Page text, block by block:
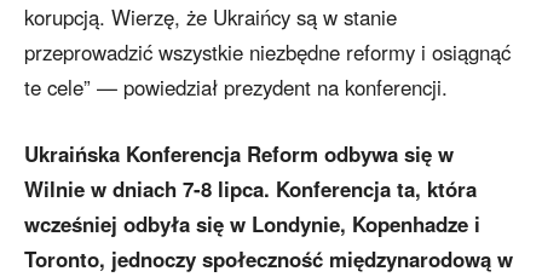
korupcją. Wierzę, że Ukraińcy są w stanie
przeprowadzić wszystkie niezbędne reformy i osiągnąć
te cele” — powiedział prezydent na konferencji.
Ukraińska Konferencja Reform odbywa się w
Wilnie w dniach 7-8 lipca. Konferencja ta, która
wcześniej odbyła się w Londynie, Kopenhadze i
Toronto, jednoczy społeczność międzynarodową w